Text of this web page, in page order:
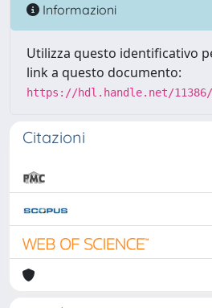
Informazioni
Utilizza questo identificativo
link a questo documento:
https://hdl.handle.net/11386/
Citazioni